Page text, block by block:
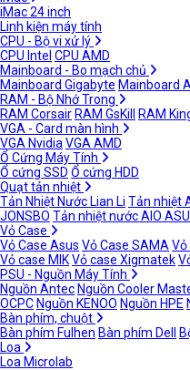
iMac 24 inch
Linh kiện máy tính
CPU - Bộ vi xử lý
CPU Intel CPU AMD
Mainboard - Bo mạch chủ
Mainboard Gigabyte Mainboard
RAM - Bộ Nhớ Trong
RAM Corsair RAM GsKill RAM
VGA - Card màn hình
VGA Nvidia VGA AMD
Ổ Cứng Máy Tính
Ổ cứng SSD Ổ cứng HDD
Quạt tản nhiệt
Tản Nhiệt Nước Lian Li Tản nhiệt
JONSBO Tản nhiệt nước AIO
Vỏ Case
Vỏ Case Asus Vỏ Case SAMA Vỏ
Vỏ case MIKVỏ case Xigmatek
PSU - Nguồn Máy Tính
Nguồn Antec Nguồn Cooler
OCPC Nguồn KENOO Nguồn HPE
Bàn phím, chuột
Bàn phím Fulhen Bàn phím Dell
Loa
Loa Microlab